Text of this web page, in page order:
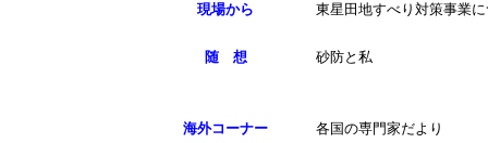
現場から 東星田地すべり対策事業
随 想 砂防と私
海外コーナー 各国の専門家だより